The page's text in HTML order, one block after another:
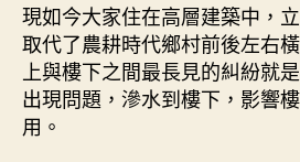
現如今大家住在高層建築中，
取代了農耕時代鄉村前後左右
上與樓下之間最長見的糾紛就
出現問題，滲水到樓下，影響
用。